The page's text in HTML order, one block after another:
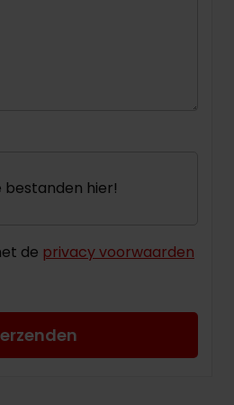
bestanden hier!
de privacy voorwaarden